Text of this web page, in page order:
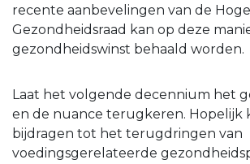
recente aanbevelingen van de Hoge
Gezondheidsraad kan op deze
gezondheidswinst behaald worden.
Laat het volgende decennium het
en de nuance terugkeren. Hopelijk
bijdragen tot het terugdringen van
voedingsgerelateerde